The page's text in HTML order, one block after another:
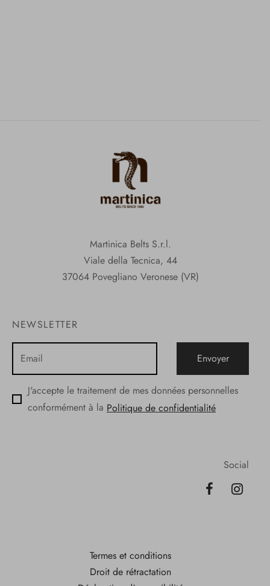
Martinica Belts S.r.l.
Viale della Tecnica, 44
37064 Povegliano Veronese (VR)
NEWSLETTER
J'accepte le traitement de mes données personnelles
conformément à la Politique de confidentialité
Social
Termes et conditions
Droit de rétractation